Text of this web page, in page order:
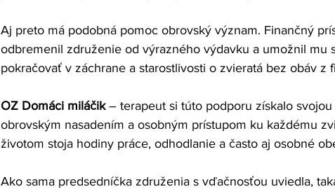
Aj preto má podobná pomoc obrovský význam. Finančný
odbremenil združenie od výrazného výdavku a umožnil mu
pokračovať v záchrane a starostlivosti o zvieratá bez obáv z
OZ Domáci miláčik – terapeut si túto podporu získalo
obrovským nasadením a osobným prístupom ku každému
životom stoja hodiny práce, odhodlanie a často aj osobné
Ako sama predsedníčka združenia s vďačnosťou uviedla,